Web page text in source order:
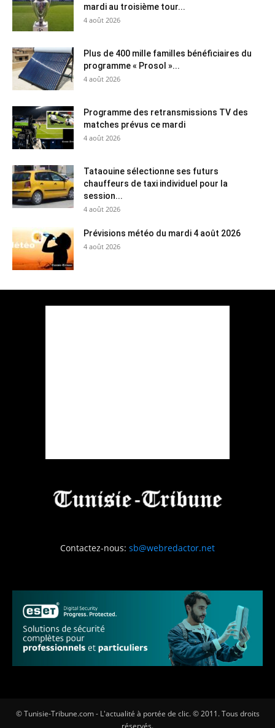
mardi au troisième tour...
4 août 2026
Plus de 400 mille familles bénéficiaires du
programme « Prosol »...
4 août 2026
Programme des retransmissions TV des
matches prévus ce mardi
4 août 2026
Tataouine sélectionne ses futurs
chauffeurs de taxi individuel pour la
session...
4 août 2026
Prévisions météo du mardi 4 août 2026
4 août 2026
Contactez-nous: sb@webredactor.net
© Tunisie-Tribune.com - L'actualité à portée de clic. © 2011. Tous droits
réservés.